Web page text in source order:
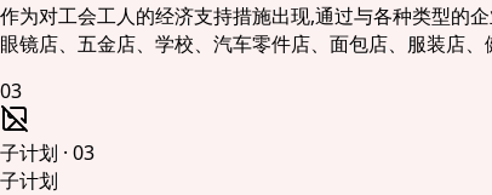
作为对工会工人的经济支持措施出现,通过与各种类型的
眼镜店、五金店、学校、汽车零件店、面包店、服装店、
03
子计划 · 03
子计划